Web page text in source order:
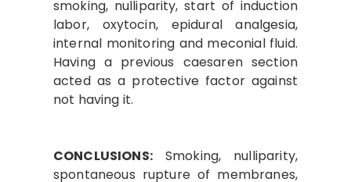
smoking, nulliparity, start of induction
labor, oxytocin, epidural analgesia,
internal monitoring and meconial fluid.
Having a previous caesaren section
acted as a protective factor against
not having it.
CONCLUSIONS:Smoking, nulliparity,
spontaneous rupture of membranes,